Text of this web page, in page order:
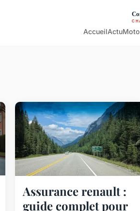
AccueilActuMoto
Assurance renault :
guide complet pour